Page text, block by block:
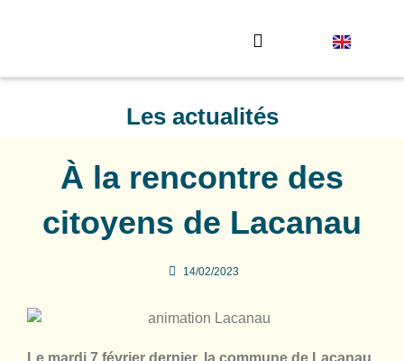
Les actualités
À la rencontre des
citoyens de Lacanau
14/02/2023
Le mardi 7 février dernier, la commune de Lacanau